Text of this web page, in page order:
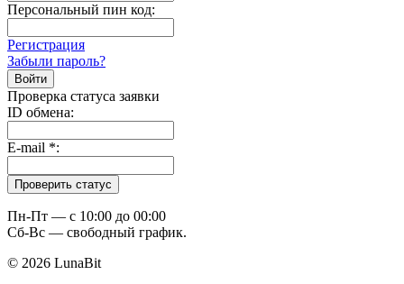
Персональный пин код:
Регистрация
Забыли пароль?
Проверка статуса заявки
ID обмена:
E-mail *:
Пн-Пт — c 10:00 до 00:00
Сб-Вс — свободный график.
© 2026 LunaBit